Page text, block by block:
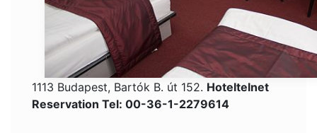
1113 Budapest, Bartók B. út 152. Hoteltelnet
Reservation Tel: 00-36-1-2279614